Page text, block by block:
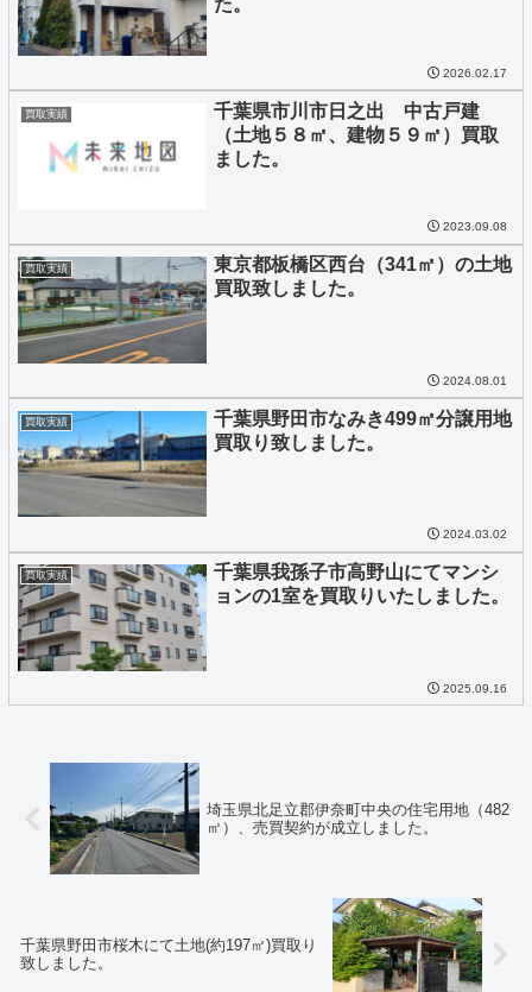
た。
2026.02.17
買取実績
千葉県市川市日之出 中古戸建
（土地５８㎡、建物５９㎡）買取
ました。
2023.09.08
買取実績
東京都板橋区西台（341㎡）の土地
買取致しました。
2024.08.01
買取実績
千葉県野田市なみき499㎡分譲用地
買取り致しました。
2024.03.02
買取実績
千葉県我孫子市高野山にてマンシ
ョンの1室を買取りいたしました。
2025.09.16
埼玉県北足立郡伊奈町中央の住宅用地（482
㎡）、売買契約が成立しました。
千葉県野田市桜木にて土地(約197㎡)買取り
致しました。